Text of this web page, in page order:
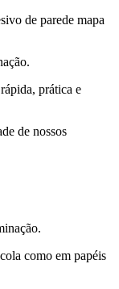
de parede mapa
prática e
de nossos
como em papéis